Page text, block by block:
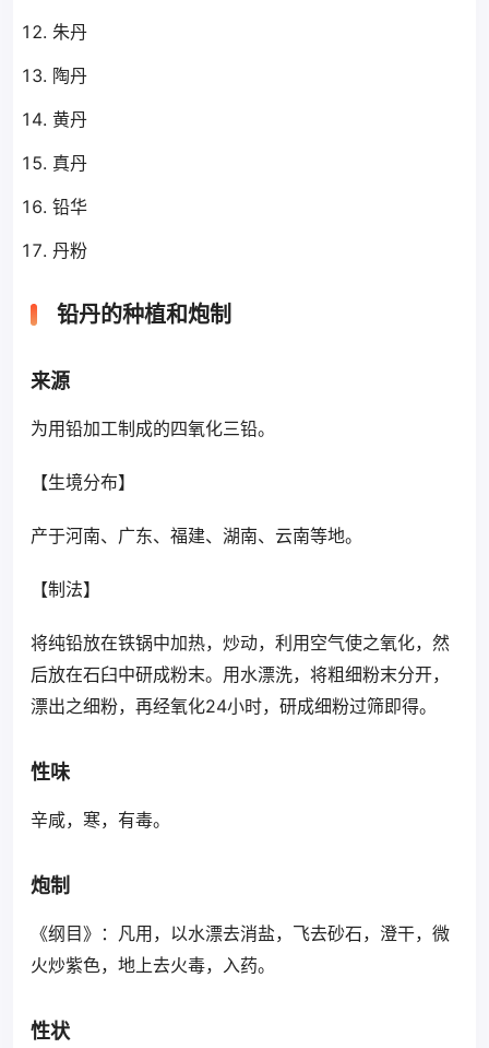
朱丹
陶丹
黄丹
真丹
铅华
丹粉
铅丹的种植和炮制
来源
为用铅加工制成的四氧化三铅。
【生境分布】
产于河南、广东、福建、湖南、云南等地。
【制法】
将纯铅放在铁锅中加热，炒动，利用空气使之氧化，然
后放在石臼中研成粉末。用水漂洗，将粗细粉末分开，
漂出之细粉，再经氧化24小时，研成细粉过筛即得。
性味
辛咸，寒，有毒。
炮制
《纲目》：凡用，以水漂去消盐，飞去砂石，澄干，微
火炒紫色，地上去火毒，入药。
性状